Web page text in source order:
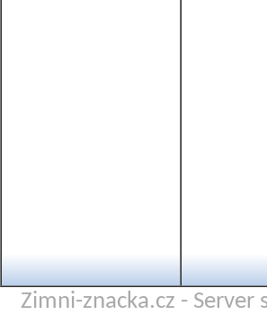
Zimni-znacka.cz -